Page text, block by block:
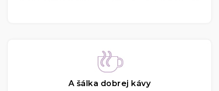
A šálka dobrej kávy